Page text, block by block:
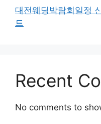
대전웨딩박람회일정
트
Recent
No comments to